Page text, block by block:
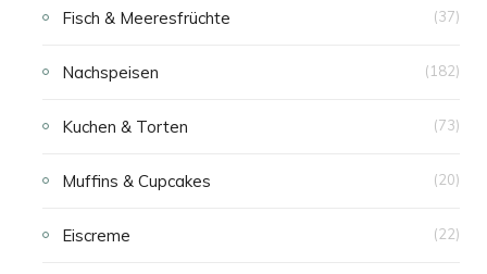
Fisch & Meeresfrüchte (37)
Nachspeisen (182)
Kuchen & Torten (73)
Muffins & Cupcakes (20)
Eiscreme (22)